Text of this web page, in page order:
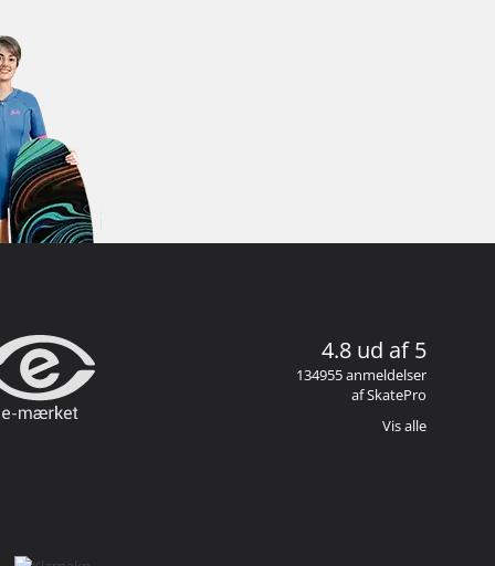
4.8 ud af 5
134955 anmeldelser
af SkatePro
Vis alle